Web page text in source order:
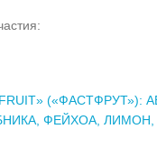
(«ФАСТФРУТ»):
ФЕЙХОА,